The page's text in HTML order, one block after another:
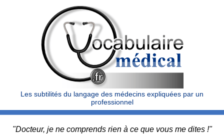
Les subtilités du langage des médecins expliquées par un
professionnel
"Docteur, je ne comprends rien à ce que vous me dites !"